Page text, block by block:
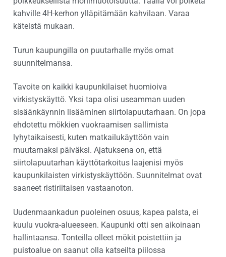
kahville 4H-kerhon ylläpitämään kahvilaan. Varaa
käteistä mukaan.
Turun kaupungilla on puutarhalle myös omat
suunnitelmansa.
Tavoite on kaikki kaupunkilaiset huomioiva
virkistyskäyttö. Yksi tapa olisi useamman uuden
sisäänkäynnin lisääminen siirtolapuutarhaan. On jopa
ehdotettu mökkien vuokraamisen sallimista
lyhytaikaisesti, kuten matkailukäyttöön vain
muutamaksi päiväksi. Ajatuksena on, että
siirtolapuutarhan käyttötarkoitus laajenisi myös
kaupunkilaisten virkistyskäyttöön. Suunnitelmat ovat
saaneet ristiriitaisen vastaanoton.
Uudenmaankadun puoleinen osuus, kapea palsta, ei
kuulu vuokra-alueeseen. Kaupunki otti sen aikoinaan
hallintaansa. Tonteilla olleet mökit poistettiin ja
puistoalue on saanut olla katseilta piilossa